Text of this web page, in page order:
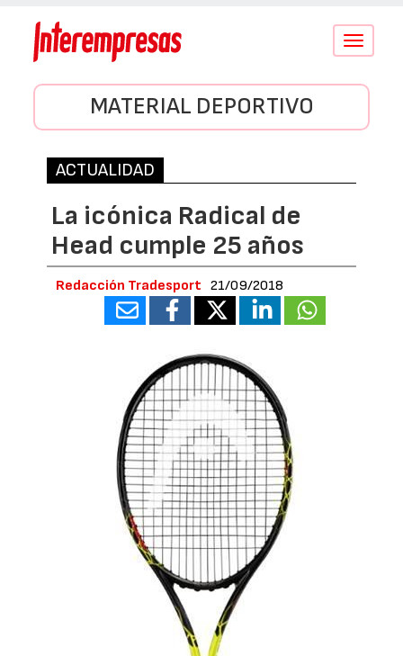
Conmutar
MATERIAL DEPORTIVO
ACTUALIDAD
La icónica Radical de
Head cumple 25 años
Redacción Tradesport 21/09/2018